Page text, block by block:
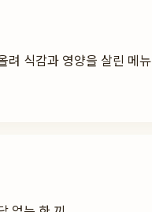
려 식감과 영양을 살린 메뉴